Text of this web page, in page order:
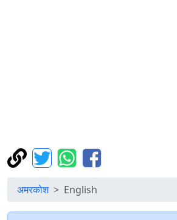
अमरकोश English